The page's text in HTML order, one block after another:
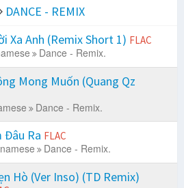
DANCE - REMIX
Xa Anh (Remix Short 1) FLAC
Dance - Remix.
Mong Muốn (Quang Qz
Dance - Remix.
Đâu Ra FLAC
Dance - Remix.
Hò (Ver Inso) (TD Remix)